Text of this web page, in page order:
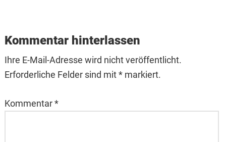
Interactions
Kommentar hinterlassen
Ihre E-Mail-Adresse wird nicht veröffentlicht.
Erforderliche Felder sind mit * markiert.
Kommentar*